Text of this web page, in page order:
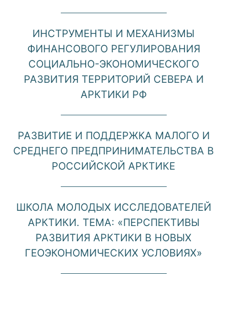
ИНСТРУМЕНТЫ И МЕХАНИЗМЫ
ФИНАНСОВОГО РЕГУЛИРОВАНИЯ
СОЦИАЛЬНО-ЭКОНОМИЧЕСКОГО
РАЗВИТИЯ ТЕРРИТОРИЙ СЕВЕРА И
АРКТИКИ РФ
РАЗВИТИЕ И ПОДДЕРЖКА МАЛОГО И
СРЕДНЕГО ПРЕДПРИНИМАТЕЛЬСТВА В
РОССИЙСКОЙ АРКТИКЕ
ШКОЛА МОЛОДЫХ ИССЛЕДОВАТЕЛЕЙ
АРКТИКИ. ТЕМА: «ПЕРСПЕКТИВЫ
РАЗВИТИЯ АРКТИКИ В НОВЫХ
ГЕОЭКОНОМИЧЕСКИХ УСЛОВИЯХ»